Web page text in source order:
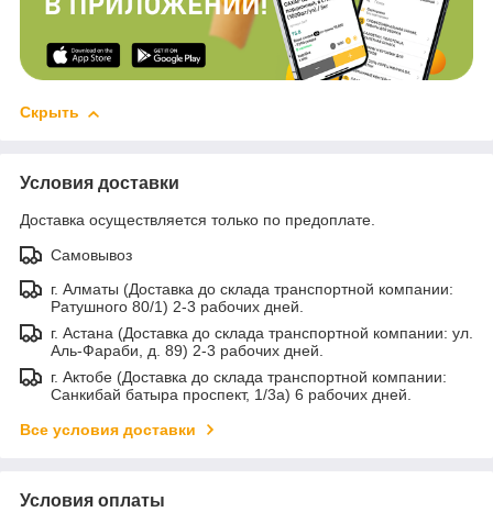
Скрыть
Условия доставки
Доставка осуществляется только по предоплате.
Самовывоз
г. Алматы (Доставка до склада транспортной компании:
Ратушного 80/1) 2-3 рабочих дней.
г. Астана (Доставка до склада транспортной компании: ул.
Аль-Фараби, д. 89) 2-3 рабочих дней.
г. Актобе (Доставка до склада транспортной компании:
Санкибай батыра проспект, 1/3а) 6 рабочих дней.
Все условия доставки
Условия оплаты